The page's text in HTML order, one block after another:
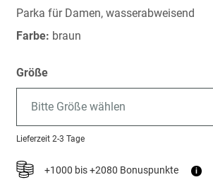
springen
Parka für Damen, wasserabweisend
Farbe: braun
Größe
Bitte Größe wählen
Lieferzeit 2-3 Tage
+1000 bis +2080 Bonuspunkte i